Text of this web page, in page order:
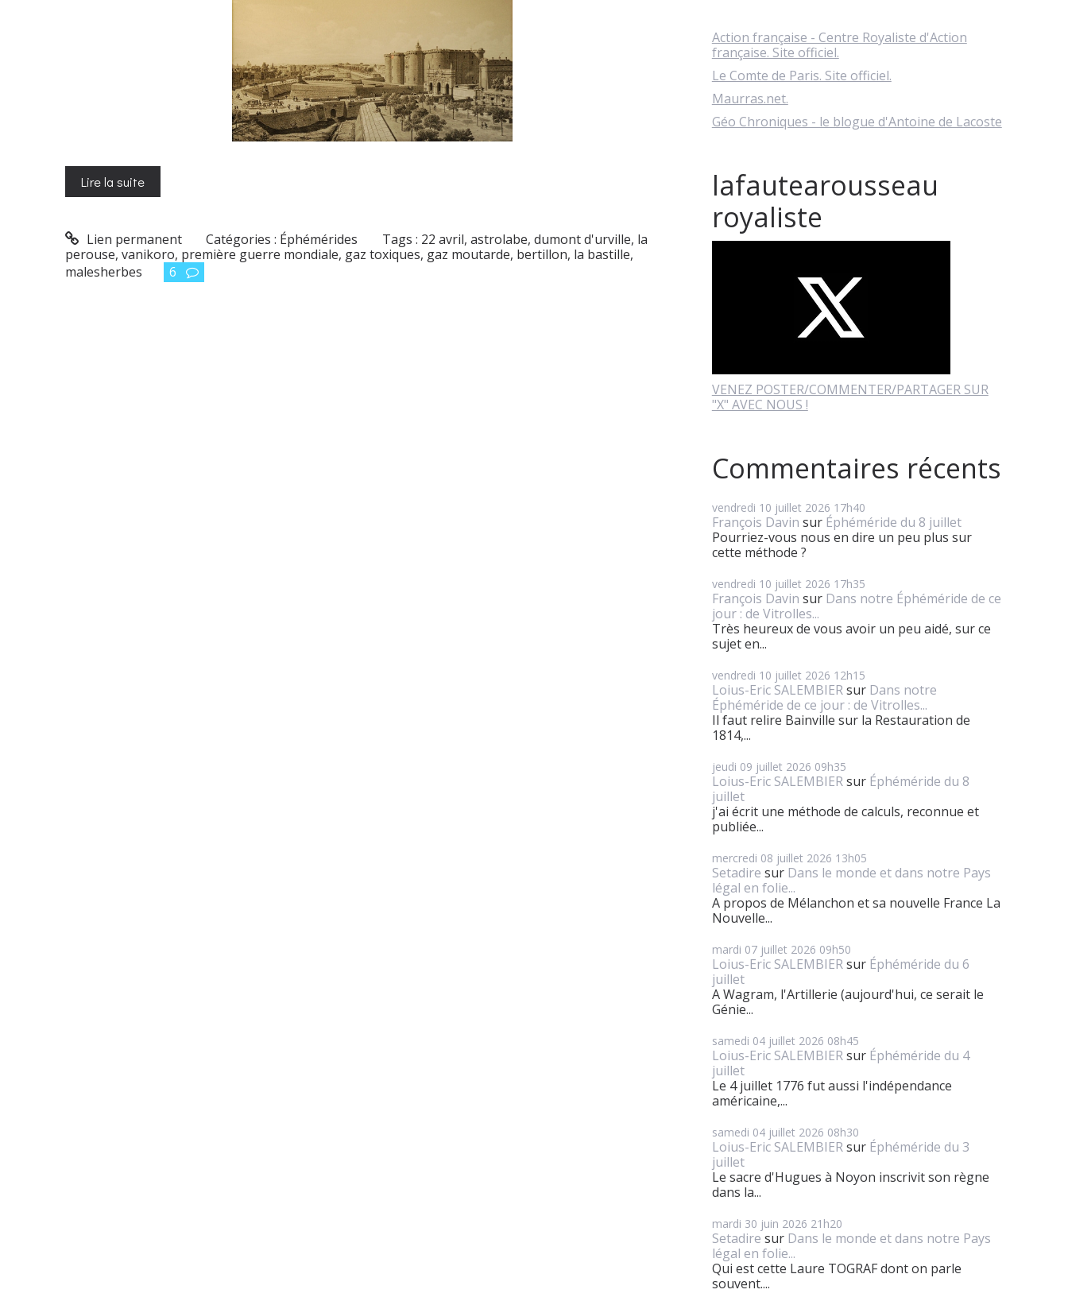
Lire la suite
Lien permanent Catégories : Éphémérides Tags : 22 avril,astrolabe,dumont d'urville, la
perouse, vanikoro, première guerre mondiale, gaz toxiques, gaz moutarde, bertillon, la bastille,
malesherbes
6
Action française - Centre Royaliste d'Action
française. Site officiel.
Le Comte de Paris. Site officiel.
Maurras.net.
Géo Chroniques - le blogue d'Antoine de Lacoste
lafautearousseau
royaliste
VENEZ POSTER/COMMENTER/PARTAGER SUR
"X" AVEC NOUS !
Commentaires récents
vendredi 10 juillet 2026 17h40
François Davin sur Éphéméride du 8 juillet
Pourriez-vous nous en dire un peu plus sur
cette méthode ?
vendredi 10 juillet 2026 17h35
François Davin sur Dans notre Éphéméride de ce
jour : de Vitrolles...
Très heureux de vous avoir un peu aidé, sur ce
sujet en...
vendredi 10 juillet 2026 12h15
Loius-Eric SALEMBIERsur Dans notre
Éphéméride de ce jour : de Vitrolles...
Il faut relire Bainville sur la Restauration de
1814,...
jeudi 09 juillet 2026 09h35
Loius-Eric SALEMBIERsur Éphéméride du 8
juillet
j'ai écrit une méthode de calculs, reconnue et
publiée...
mercredi 08 juillet 2026 13h05
Setadire sur Dans le monde et dans notre Pays
légal en folie...
A propos de Mélanchon et sa nouvelle France La
Nouvelle...
mardi 07 juillet 2026 09h50
Loius-Eric SALEMBIERsur Éphéméride du 6
juillet
A Wagram, l'Artillerie (aujourd'hui, ce serait le
Génie...
samedi 04 juillet 2026 08h45
Loius-Eric SALEMBIERsur Éphéméride du 4
juillet
Le 4 juillet 1776 fut aussi l'indépendance
américaine,...
samedi 04 juillet 2026 08h30
Loius-Eric SALEMBIERsur Éphéméride du 3
juillet
Le sacre d'Hugues à Noyon inscrivit son règne
dans la...
mardi 30 juin 2026 21h20
Setadire sur Dans le monde et dans notre Pays
légal en folie...
Qui est cette Laure TOGRAF dont on parle
souvent....